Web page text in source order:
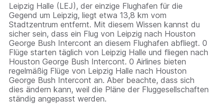
Leipzig Halle (LEJ), der einzige Flughafen für die
Gegend um Leipzig, liegt etwa 13,8 km vom
Stadtzentrum entfernt. Mit diesem Wissen kannst du
sicher sein, dass ein Flug von Leipzig nach Houston
George Bush Intercont an diesem Flughafen abfliegt. 0
Flüge starten täglich von Leipzig Halle und fliegen nach
Houston George Bush Intercont. 0 Airlines bieten
regelmäßig Flüge von Leipzig Halle nach Houston
George Bush Intercont an. Aber beachte, dass sich
dies ändern kann, weil die Pläne der Fluggesellschaften
ständig angepasst werden.